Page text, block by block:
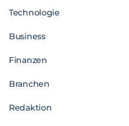
Technologie
Business
Finanzen
Branchen
Redaktion